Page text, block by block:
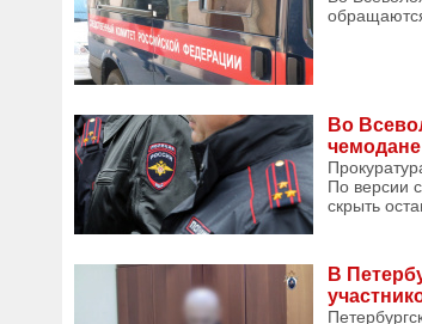
Во
чемодане
По версии
скрыть
В